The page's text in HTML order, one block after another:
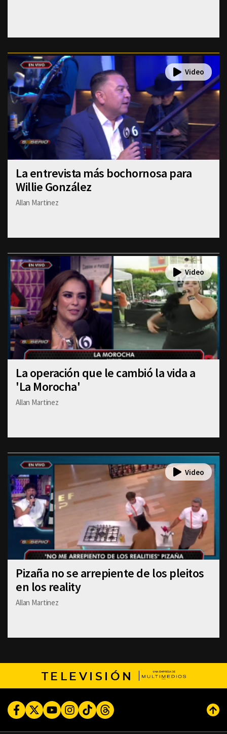
La entrevista más bochornosa para
Willie González
Allan Martinez
La operación que le cambió la vida a
'La Morocha'
Allan Martinez
Pizaña no se arrepiente de los pleitos
en los reality
Allan Martinez
TELEVISIÓN
FacebookTwitterYoutubeInstagram
TikTokThreads